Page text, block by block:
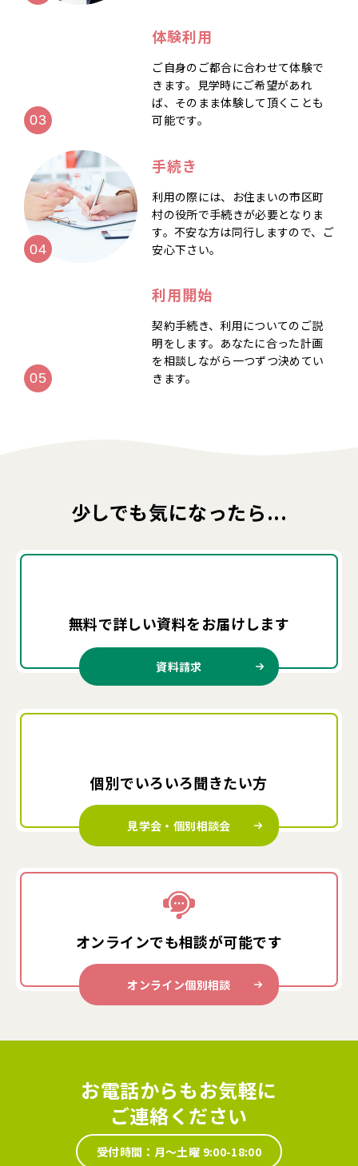
体験利用
ご自身のご都合に合わせて体験で
きます。見学時にご希望があれ
ば、そのまま体験して頂くことも
可能です。
手続き
利用の際には、お住まいの市区町
村の役所で手続きが必要となりま
す。不安な方は同行しますので、ご
安心下さい。
利用開始
契約手続き、利用についてのご説
明をします。あなたに合った計画
を相談しながら一つずつ決めてい
きます。
少しでも気になったら...
無料で詳しい資料をお届けします
資料請求
個別でいろいろ聞きたい方
見学会・個別相談会
オンラインでも相談が可能です
オンライン個別相談
お電話からもお気軽に
ご連絡ください
受付時間：月～土曜 9:00-18:00